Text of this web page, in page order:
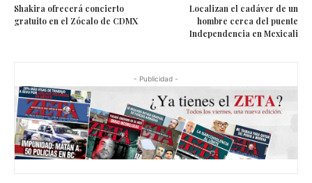
Shakira ofrecerá concierto
gratuito en el Zócalo de CDMX
Localizan el cadáver de un
hombre cerca del puente
Independencia en Mexicali
- Publicidad -